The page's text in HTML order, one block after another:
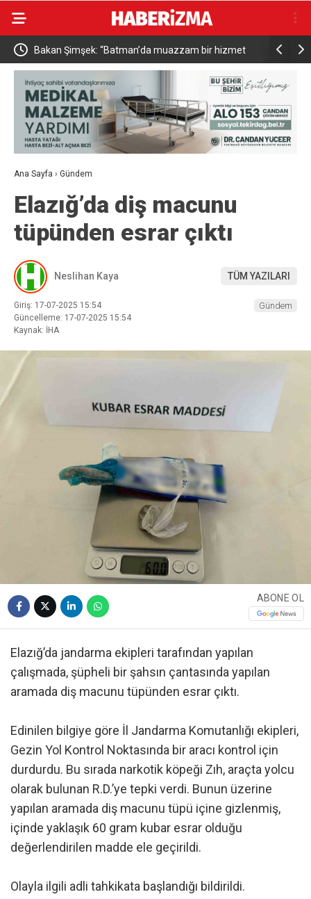
Bakan Şimşek: “Batman’da muazzam bir hizmet
fırtınası var”
Resul
Ana Sayfa › Gündem
Elazığ’da diş macunu
tüpünden esrar çıktı
Neslihan Kaya TÜM YAZILARI
Giriş: 17-07-2025 15:54
Güncelleme: 17-07-2025 15:54
Kaynak: İHA
Gündem
ABONE OL
Elazığ’da jandarma ekipleri tarafından yapılan
çalışmada, şüpheli bir şahsın çantasında yapılan
aramada diş macunu tüpünden esrar çıktı.
Edinilen bilgiye göre İl Jandarma Komutanlığı ekipleri,
Gezin Yol Kontrol Noktasında bir aracı kontrol için
durdurdu. Bu sırada narkotik köpeği Zıh, araçta yolcu
olarak bulunan R.D.’ye tepki verdi. Bunun üzerine
yapılan aramada diş macunu tüpü içine gizlenmiş,
içinde yaklaşık 60 gram kubar esrar olduğu
değerlendirilen madde ele geçirildi.
Olayla ilgili adli tahkikata başlandığı bildirildi.